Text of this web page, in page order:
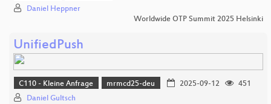
Daniel Heppner
Worldwide OTP Summit 2025 Helsinki
UnifiedPush
C110 - Kleine Anfrage mrmcd25-deu 2025-09-12
451
Daniel Gultsch